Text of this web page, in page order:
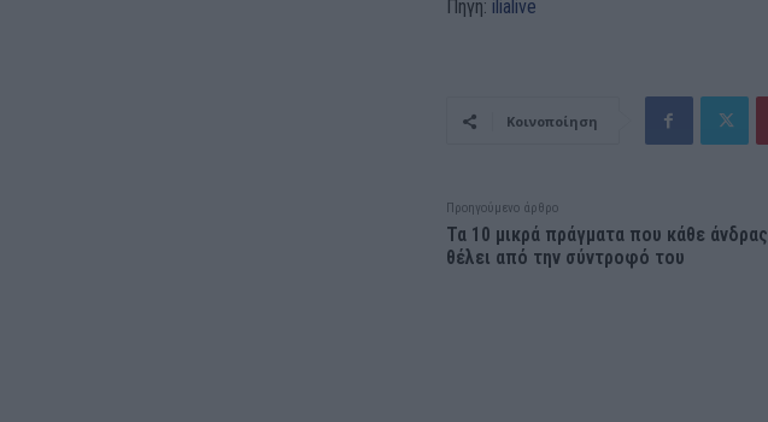
Πηγή: ilialive
Κοινοποίηση
Προηγούμενο άρθρο
Τα 10 μικρά πράγματα που κάθε άνδρας
θέλει από την σύντροφό του